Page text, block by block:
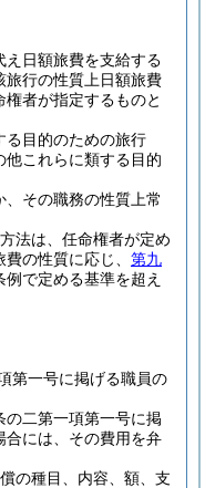
え日額旅費を支給する
旅行の性質上日額旅費
者が指定するものと
る目的のための旅行
これらに類する目的
その職務の性質上常
法は、任命権者が定め
の性質に応じ、 第九
で定める基準を超え
第一号に掲げる職員の
二第一項第一号に掲
合には、その費用を弁
の種目、内容、額、支